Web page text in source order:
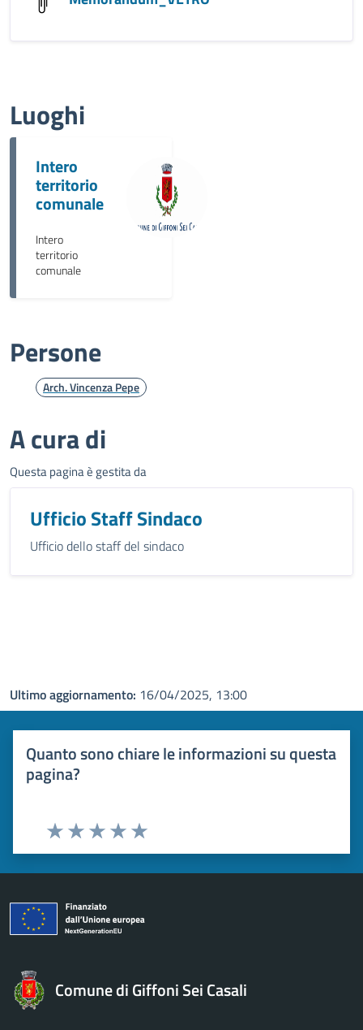
Luoghi
Intero
territorio
comunale
Intero
territorio
comunale
Persone
Arch. Vincenza Pepe
A cura di
Questa pagina è gestita da
Ufficio Staff Sindaco
Ufficio dello staff del sindaco
Ultimo aggiornamento: 16/04/2025, 13:00
Quanto sono chiare le informazioni su questa
pagina?
Valuta 5 stelle su 5
Valuta 4 stelle su 5
Valuta 3 stelle su 5
Valuta 2 stelle su 5
Valuta 1 stelle su 5
Comune di Giffoni Sei Casali